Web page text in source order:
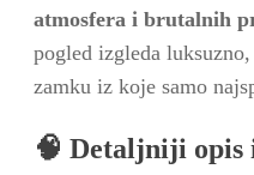
atmosfera i brutalnih
pogled izgleda
zamku iz koje samo
🧠 Detaljniji opis